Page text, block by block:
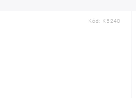
Kód: KB240